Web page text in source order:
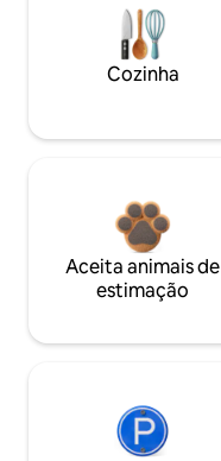
Cozinha
Aceita animais de
estimação